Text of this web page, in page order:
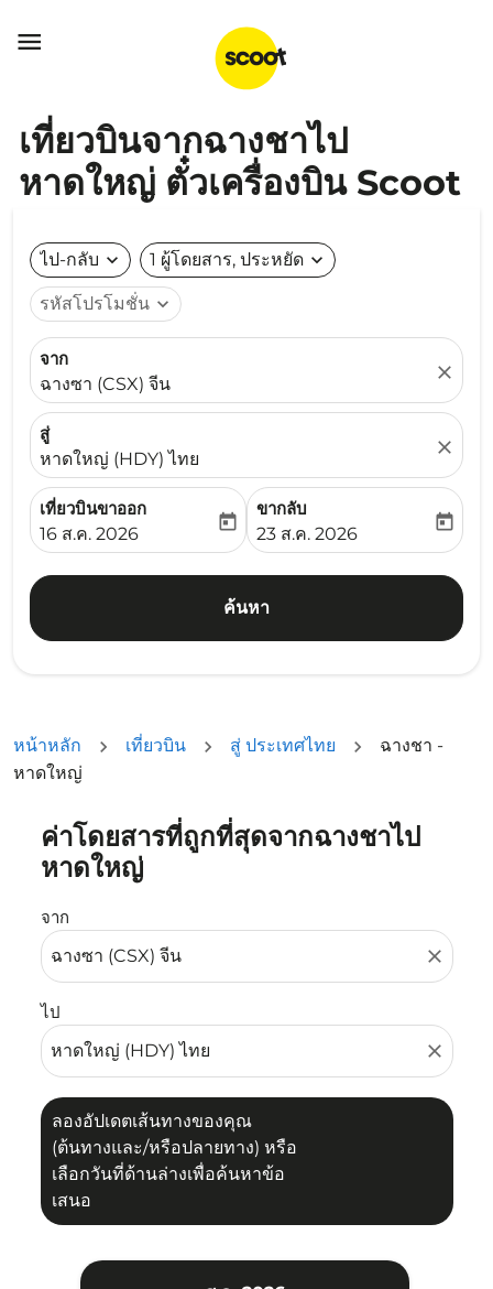

เที่ยวบินจากฉางชาไป
หาดใหญ่ ตั๋วเครื่องบิน Scoot
ไป-กลับ expand_more 1 ผู้โดยสาร, ประหยัด expand_more
รหัสโปรโมชั่น expand_more
จาก
ฉางซา (CSX) จีน
close
สู่
หาดใหญ่ (HDY) ไทย
close
เที่ยวบินขาออก
fc-booking-departure-date-aria-label
16 ส.ค. 2026
today
ขากลับ
fc-booking-return-date-
23 ส.ค. 2026
today
ค้นหา
หน้าหลัก เที่ยวบิน สู่ ประเทศไทย
ฉางชา -
หาดใหญ่
ค่าโดยสารที่ถูกที่สุดจากฉางชาไป
หาดใหญ่
จาก
close
ไป
close
ลองอัปเดตเส้นทางของคุณ
(ต้นทางและ/หรือปลายทาง) หรือ
เลือกวันที่ด้านล่างเพื่อค้นหาข้อ
เสนอ
ลองอัปเดตเส้นทางของคุณ (ต้นทางและ/หรือปลายทาง) หรื